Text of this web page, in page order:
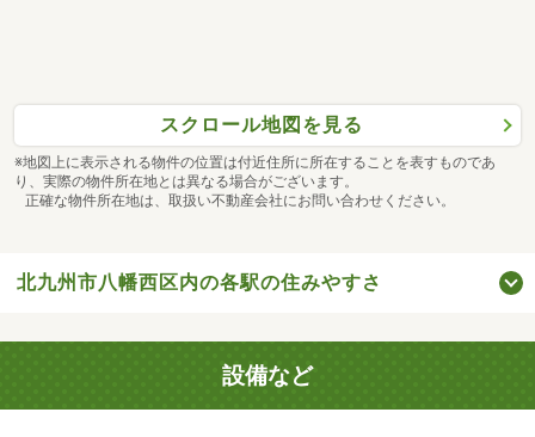
スクロール地図を見る
※地図上に表示される物件の位置は付近住所に所在することを表すものであ
り、実際の物件所在地とは異なる場合がございます。
正確な物件所在地は、取扱い不動産会社にお問い合わせください。
北九州市八幡西区内の各駅の住みやすさ
設備など